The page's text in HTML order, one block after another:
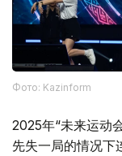
Фото: Kazinform
2025年“未来运动
先失一局的情况下